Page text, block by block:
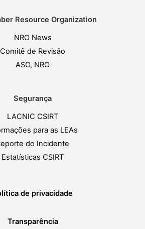
Resource Organization
NRO News
Comitê de Revisão
ASO, NRO
Segurança
LACNIC CSIRT
para as LEAs
do Incidente
Estatísticas CSIRT
de privacidade
Transparência